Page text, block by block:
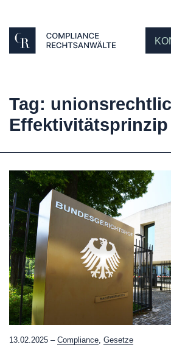
Tag:
Effektivitätsprinzip
13.02.2025 – Compliance Gesetze